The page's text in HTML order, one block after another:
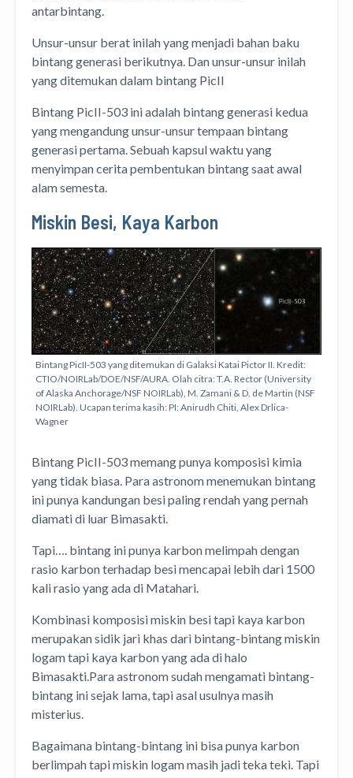
antarbintang.
Unsur-unsur berat inilah yang menjadi bahan baku
bintang generasi berikutnya. Dan unsur-unsur inilah
yang ditemukan dalam bintang PicII
Bintang PicII-503 ini adalah bintang generasi kedua
yang mengandung unsur-unsur tempaan bintang
generasi pertama. Sebuah kapsul waktu yang
menyimpan cerita pembentukan bintang saat awal
alam semesta.
Miskin Besi, Kaya Karbon
Bintang PicII-503 yang ditemukan di Galaksi Katai Pictor II. Kredit:
CTIO/NOIRLab/DOE/NSF/AURA. Olah citra: T.A. Rector (University
of Alaska Anchorage/NSF NOIRLab), M. Zamani & D. de Martin (NSF
NOIRLab). Ucapan terima kasih: PI: Anirudh Chiti, Alex Drlica-
Wagner
Bintang PicII-503 memang punya komposisi kimia
yang tidak biasa. Para astronom menemukan bintang
ini punya kandungan besi paling rendah yang pernah
diamati di luar Bimasakti.
Tapi…. bintang ini punya karbon melimpah dengan
rasio karbon terhadap besi mencapai lebih dari 1500
kali rasio yang ada di Matahari.
Kombinasi komposisi miskin besi tapi kaya karbon
merupakan sidik jari khas dari bintang-bintang miskin
logam tapi kaya karbon yang ada di halo
Bimasakti.Para astronom sudah mengamati bintang-
bintang ini sejak lama, tapi asal usulnya masih
misterius.
Bagaimana bintang-bintang ini bisa punya karbon
berlimpah tapi miskin logam masih jadi teka teki. Tapi